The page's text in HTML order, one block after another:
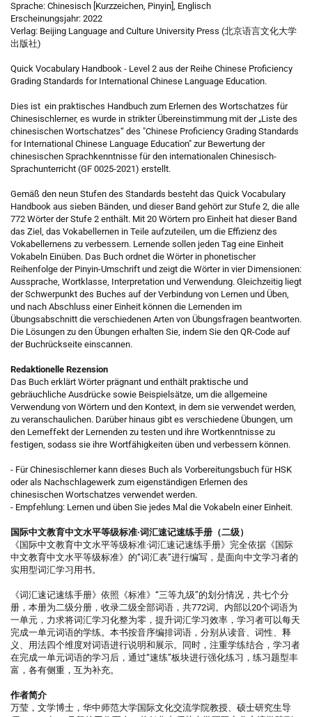
Sprache: Chinesisch [Kurzzeichen, Pinyin], Englisch
Erscheinungsjahr: 2022
Verlag: Beijing Language and Culture University Press (北京语言文化大学
出版社)
Quick Vocabulary Handbook - Level 2 aus der Reihe Chinese Proficiency
Grading Standards for International Chinese Language Education.
Dies ist ein praktisches Handbuch zum Erlernen des Wortschatzes für
Chinesischlerner, es wurde in strikter Übereinstimmung mit der „Liste des
chinesischen Wortschatzes“ des "Chinese Proficiency Grading Standards
for International Chinese Language Education" zur Bewertung der
chinesischen Sprachkenntnisse für den internationalen Chinesisch-
Sprachunterricht (GF 0025-2021) erstellt.
Gemäß den neun Stufen des Standards besteht das Quick Vocabulary
Handbook aus sieben Bänden, und dieser Band gehört zur Stufe 2, die alle
772 Wörter der Stufe 2 enthält. Mit 20 Wörtern pro Einheit hat dieser Band
das Ziel, das Vokabellernen in Teile aufzuteilen, um die Effizienz des
Vokabellernens zu verbessern. Lernende sollen jeden Tag eine Einheit
Vokabeln Einüben. Das Buch ordnet die Wörter in phonetischer
Reihenfolge der Pinyin-Umschrift und zeigt die Wörter in vier Dimensionen:
Aussprache, Wortklasse, Interpretation und Verwendung. Gleichzeitig liegt
der Schwerpunkt des Buches auf der Verbindung von Lernen und Üben,
und nach Abschluss einer Einheit können die Lernenden im
Übungsabschnitt die verschiedenen Arten von Übungsfragen beantworten.
Die Lösungen zu den Übungen erhalten Sie, indem Sie den QR-Code auf
der Buchrückseite einscannen.
Redaktionelle Rezension
Das Buch erklärt Wörter prägnant und enthält praktische und
gebräuchliche Ausdrücke sowie Beispielsätze, um die allgemeine
Verwendung von Wörtern und den Kontext, in dem sie verwendet werden,
zu veranschaulichen. Darüber hinaus gibt es verschiedene Übungen, um
den Lerneffekt der Lernenden zu testen und ihre Wortkenntnisse zu
festigen, sodass sie ihre Wortfähigkeiten üben und verbessern können.
- Für Chinesischlerner kann dieses Buch als Vorbereitungsbuch für HSK
oder als Nachschlagewerk zum eigenständigen Erlernen des
chinesischen Wortschatzes verwendet werden.
- Empfehlung: Lernen und üben Sie jedes Mal die Vokabeln einer Einheit.
国际中文教育中文水平等级标准·词汇速记速练手册（二级）
《国际中文教育中文水平等级标准·词汇速记速练手册》完全依据《国际
中文教育中文水平等级标准》的“词汇表”进行编写，是面向中文学习者的
实用型词汇学习用书。
《词汇速记速练手册》依照《标准》“三等九级”的划分情况，共七个分
册，本册为二级分册，收录二级全部词语，共772词。内部以20个词语为
一单元，力求将词汇学习化整为零，提升词汇学习效率，学习者可以每天
完成一单元词语的学练。本书按音序编排词语，分别从读音、词性、释
义、用法四个维度对词语进行说明和展示。同时，注重学练结合，学习者
在完成一单元词语的学习后，通过“速练”板块进行强化练习，练习题型丰
富，各有侧重，互为补充。
作者简介
万莹，文学博士，华中师范大学国际文化交流学院教授、硕士研究生导